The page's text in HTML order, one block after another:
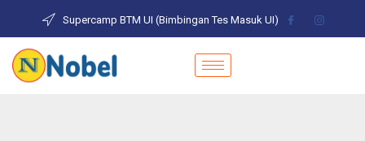
Supercamp BTM UI (Bimbingan Tes Masuk UI)